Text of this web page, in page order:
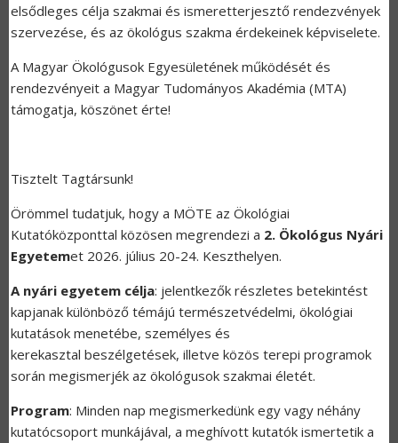
elsődleges célja szakmai és ismeretterjesztő rendezvények
szervezése, és az ökológus szakma érdekeinek képviselete.
A Magyar Ökológusok Egyesületének működését és
rendezvényeit a Magyar Tudományos Akadémia (MTA)
támogatja, köszönet érte!
Tisztelt Tagtársunk!
Örömmel tudatjuk, hogy a MÖTE az Ökológiai
Kutatóközponttal közösen megrendezi a 2. Ökológus Nyári
Egyetemet 2026. július 20-24. Keszthelyen.
A nyári egyetem célja: jelentkezők részletes betekintést
kapjanak különböző témájú természetvédelmi, ökológiai
kutatások menetébe, személyes és
kerekasztal beszélgetések, illetve közös terepi programok
során megismerjék az ökológusok szakmai életét.
Program: Minden nap megismerkedünk egy vagy néhány
kutatócsoport munkájával, a meghívott kutatók ismertetik a